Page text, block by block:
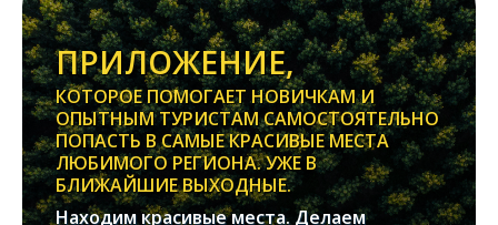
ПРИЛОЖЕНИЕ,
КОТОРОЕ ПОМОГАЕТ НОВИЧКАМ И
ОПЫТНЫМ ТУРИСТАМ САМОСТОЯТЕЛЬНО
ПОПАСТЬ В САМЫЕ КРАСИВЫЕ МЕСТА
ЛЮБИМОГО РЕГИОНА. УЖЕ В
БЛИЖАЙШИЕ ВЫХОДНЫЕ.
Находим красивые места. Делаем